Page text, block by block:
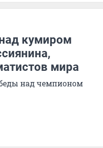
кумиром
мира
над чемпионом